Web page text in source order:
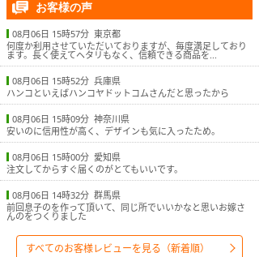
お客様の声
08月06日 15時57分 東京都
何度か利用させていただいておりますが、毎度満足しており
ます。長く使えてヘタリもなく、信頼できる商品を...
08月06日 15時52分 兵庫県
ハンコといえばハンコヤドットコムさんだと思ったから
08月06日 15時09分 神奈川県
安いのに信用性が高く、デザインも気に入ったため。
08月06日 15時00分 愛知県
注文してからすぐ届くのがとてもいいです。
08月06日 14時32分 群馬県
前回息子のを作って頂いて、同じ所でいいかなと思いお嫁さ
んのをつくりました
すべてのお客様レビューを見る（新着順）